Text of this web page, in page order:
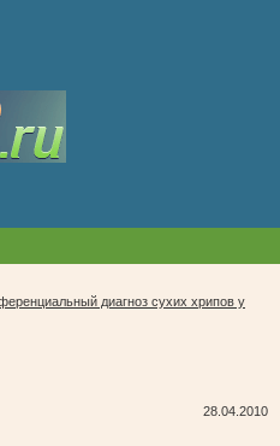
диагноз сухих хрипов у
28.04.2010